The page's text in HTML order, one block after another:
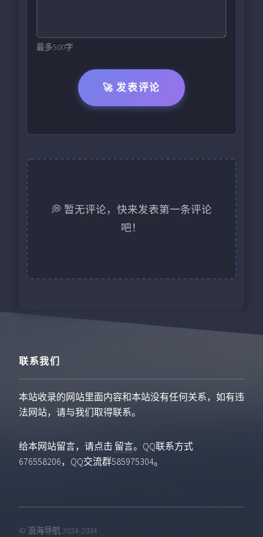
最多500字
🚀 发表评论
💭 暂无评论，快来发表第一条评论
吧！
联系我们
本站收录的网站里面内容和本站没有任何关系，如有违
法网站，请与我们取得联系。
给本网站留言，请点击 留言。QQ联系方式
676558206，QQ交流群585975304。
© 浪海导航 2024-2034